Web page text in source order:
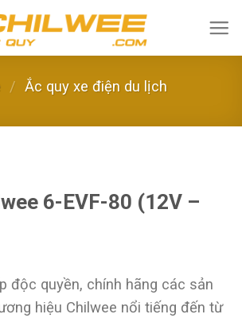
/ Ắc quy xe điện du lịch
6-EVF-80 (12V –
độc quyền, chính hãng các sản
hiệu Chilwee nổi tiếng đến từ